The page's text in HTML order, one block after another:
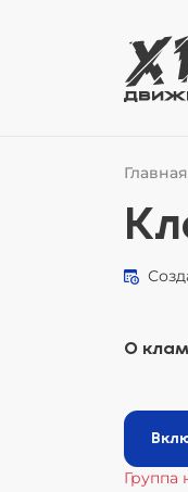
Главная
О
Группа